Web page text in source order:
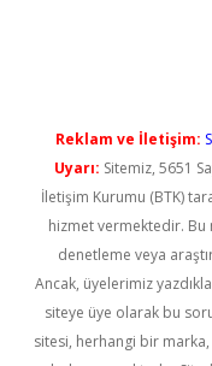
Reklam ve İletişim:
Uyarı: Sitemiz, 5651
İletişim Kurumu (BTK)
hizmet vermektedir.
denetleme veya
Ancak, üyelerimiz
siteye üye olarak bu
sitesi, herhangi bir marka,